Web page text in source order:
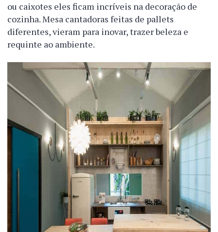
ou caixotes eles ficam incríveis na decoração de
cozinha. Mesa cantadoras feitas de pallets
diferentes, vieram para inovar, trazer beleza e
requinte ao ambiente.